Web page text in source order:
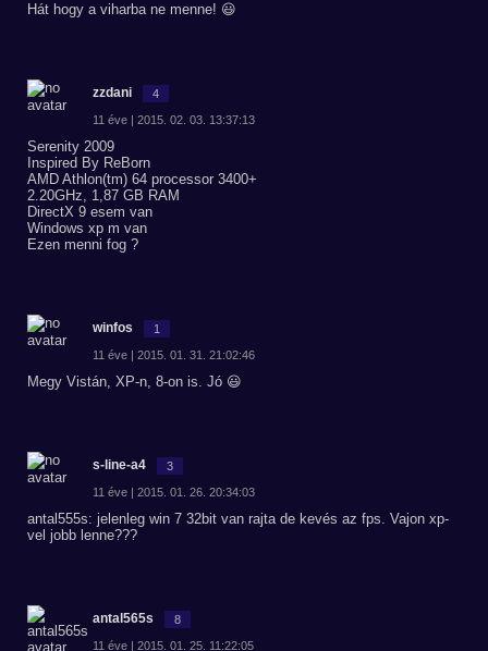
Hát hogy a viharba ne menne! 😃
zzdani 4
11 éve | 2015. 02. 03. 13:37:13
Serenity 2009
Inspired By ReBorn
AMD Athlon(tm) 64 processor 3400+
2.20GHz, 1,87 GB RAM
DirectX 9 esem van
Windows xp m van
Ezen menni fog ?
winfos 1
11 éve | 2015. 01. 31. 21:02:46
Megy Vistán, XP-n, 8-on is. Jó 😃
s-line-a4 3
11 éve | 2015. 01. 26. 20:34:03
antal555s: jelenleg win 7 32bit van rajta de kevés az fps. Vajon xp-
vel jobb lenne???
antal565s 8
11 éve | 2015. 01. 25. 11:22:05